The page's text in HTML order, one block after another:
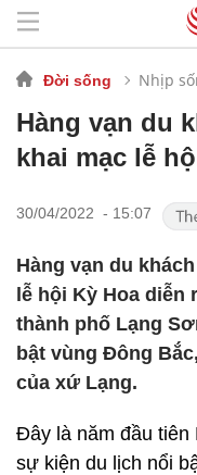
Đời sống Nhịp
Hàng vạn du
khai mạc lễ
30/04/2022 - 15:07
Hàng vạn du
lễ hội Kỳ Hoa diễn
thành phố Lạng
bật vùng Đông
của xứ Lạng.
Đây là năm đầu
sự kiện du lịch nổi